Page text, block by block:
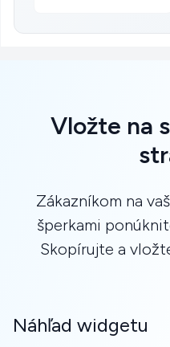
Vložte na
Zákazníkom na
šperkami
Skopírujte a
Náhľad widgetu